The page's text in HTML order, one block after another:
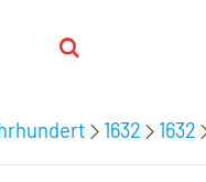
1632 1632